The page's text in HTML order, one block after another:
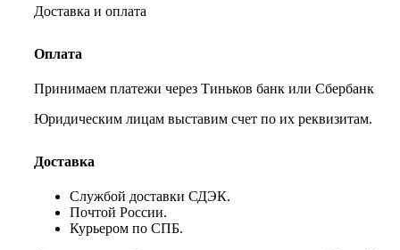
Доставка и оплата
Оплата
Принимаем платежи через Тиньков банк или Сбербанк
Юридическим лицам выставим счет по их реквизитам.
Доставка
Службой доставки СДЭК.
Почтой России.
Курьером по СПБ.